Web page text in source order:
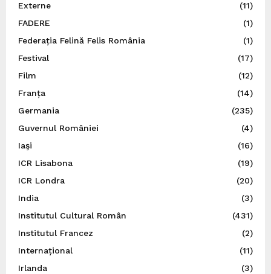
Externe
(11)
FADERE
(1)
Federația Felină Felis România
(1)
Festival
(17)
Film
(12)
Franța
(14)
Germania
(235)
Guvernul României
(4)
Iaşi
(16)
ICR Lisabona
(19)
ICR Londra
(20)
India
(3)
Institutul Cultural Român
(431)
Institutul Francez
(2)
Internațional
(11)
Irlanda
(3)